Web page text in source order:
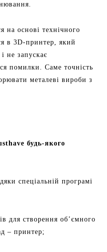
на основі технічного
в 3D-принтер, який
не запускає
помилки. Саме точність
металеві вироби з
будь-якого
спеціальній програмі
для створення об’ємного
– принтер;